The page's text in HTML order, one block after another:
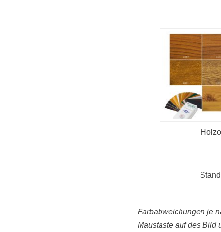
Farbabweichungen je
Maustaste auf des Bild